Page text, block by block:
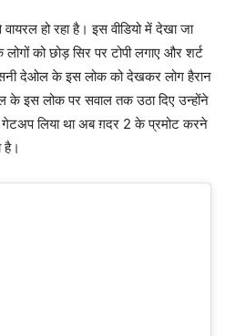
हो रहा है। इस वीडियो में देखा जा
को छोड़ सिर पर टोपी लगाए और शर्ट
देओल के इस लोक को देखकर लोग हैरान
के इस लोक पर सवाल तक उठा दिए उन्होंने
गेटअप लिया था अब ग़दर 2 के प्रमोट करने
है।